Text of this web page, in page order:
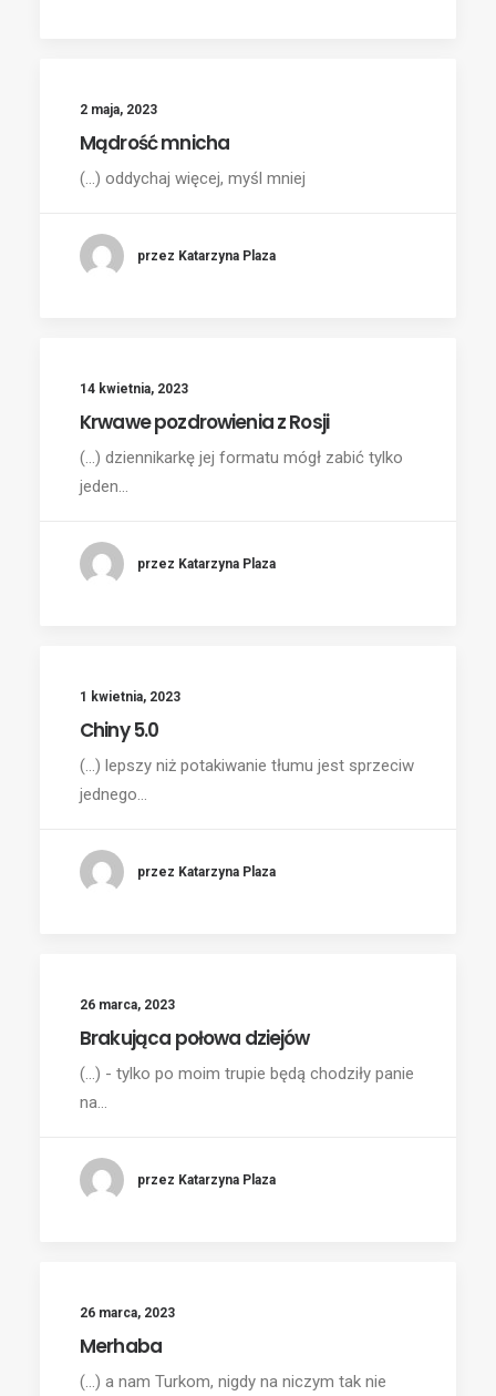
2 maja, 2023
Mądrość mnicha
(...) oddychaj więcej, myśl mniej
przez Katarzyna Plaza
14 kwietnia, 2023
Krwawe pozdrowienia z Rosji
(...) dziennikarkę jej formatu mógł zabić tylko
jeden…
przez Katarzyna Plaza
1 kwietnia, 2023
Chiny 5.0
(...) lepszy niż potakiwanie tłumu jest sprzeciw
jednego…
przez Katarzyna Plaza
26 marca, 2023
Brakująca połowa dziejów
(...) - tylko po moim trupie będą chodziły panie
na…
przez Katarzyna Plaza
26 marca, 2023
Merhaba
(...) a nam Turkom, nigdy na niczym tak nie